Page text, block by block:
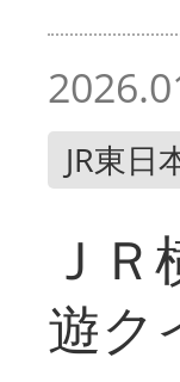
JR東日
Ｊ
遊ク